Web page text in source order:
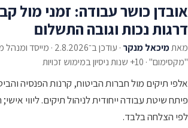
אובדן כושר עבודה: זמני מול
דרגות נכות וגובה התשלום
מאתמיכאל מנקר · עודכן ב־2.8.2026 · מייסד ומנהל
"מקסימום" · 10+ שנות ניסיון במימוש זכויות
אלפי תיקים מול חברות הביטוח, קרנות הפנסיה
פיתח שיטת עבודה ייחודית לניהול תיקים. ליווי
לפי הצלחה בלבד.